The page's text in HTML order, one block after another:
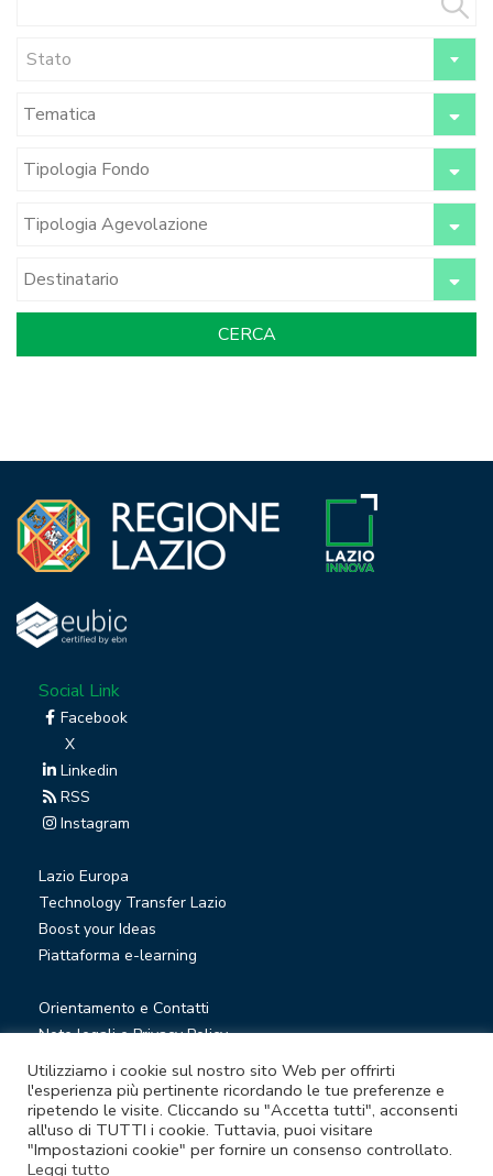
Stato
Social Link
Facebook
X
Linkedin
RSS
Instagram
Lazio Europa
Technology Transfer Lazio
Boost your Ideas
Piattaforma e-learning
Orientamento e Contatti
Note legali e Privacy Policy
Privacy Newsletter
Società trasparente
Whistleblowing
Utilizziamo i cookie sul nostro sito Web per offrirti
l'esperienza più pertinente ricordando le tue preferenze e
ripetendo le visite. Cliccando su "Accetta tutti", acconsenti
all'uso di TUTTI i cookie. Tuttavia, puoi visitare
"Impostazioni cookie" per fornire un consenso controllato.
Leggi tutto